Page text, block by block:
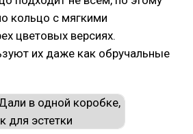
кольцо с мягкими
цветовых версиях.
их даже как обручальные